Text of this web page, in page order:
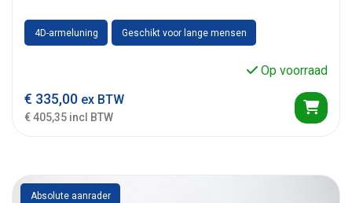
4D-armeluning Geschikt voor lange mensen
Op voorraad
€ 335,00 ex BTW
€ 405,35 incl BTW
Absolute aanrader